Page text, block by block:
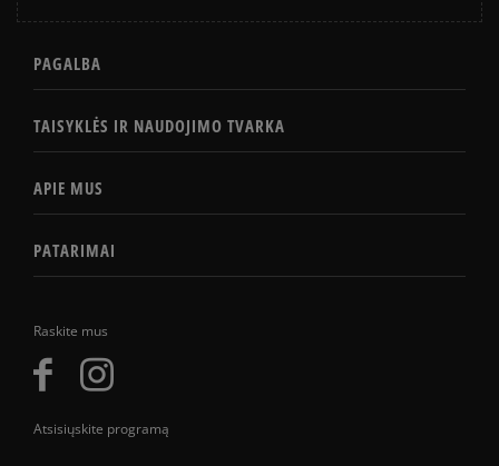
Raskite mus
Atsisiųskite programą
PAGALBA
TAISYKLĖS IR NAUDOJIMO TVARKA
APIE MUS
PATARIMAI